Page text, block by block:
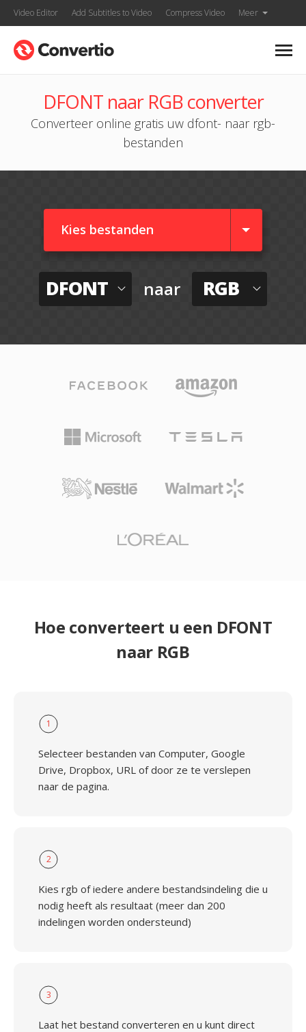
Video Editor Add Subtitles to Video Compress Video Meer
DFONT naar RGB converter
Converteer online gratis uw dfont- naar rgb-
bestanden
Kies bestanden
DFONT naar RGB
Hoe converteert u een DFONT
naar RGB
1
Selecteer bestanden van Computer, Google
Drive, Dropbox, URL of door ze te verslepen
naar de pagina.
2
Kies rgb of iedere andere bestandsindeling die u
nodig heeft als resultaat (meer dan 200
indelingen worden ondersteund)
3
Laat het bestand converteren en u kunt direct